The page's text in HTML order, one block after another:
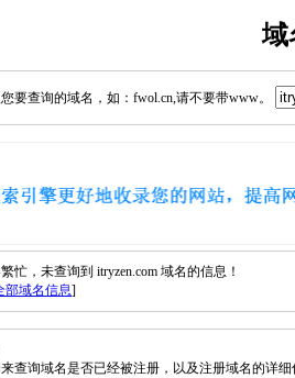
域
要查询的域名，如：fwol.cn,请不要带www。
忙，未查询到 itryzen.com 域名的信息！
部域名信息]
查询域名是否已经被注册，以及注册域名的详